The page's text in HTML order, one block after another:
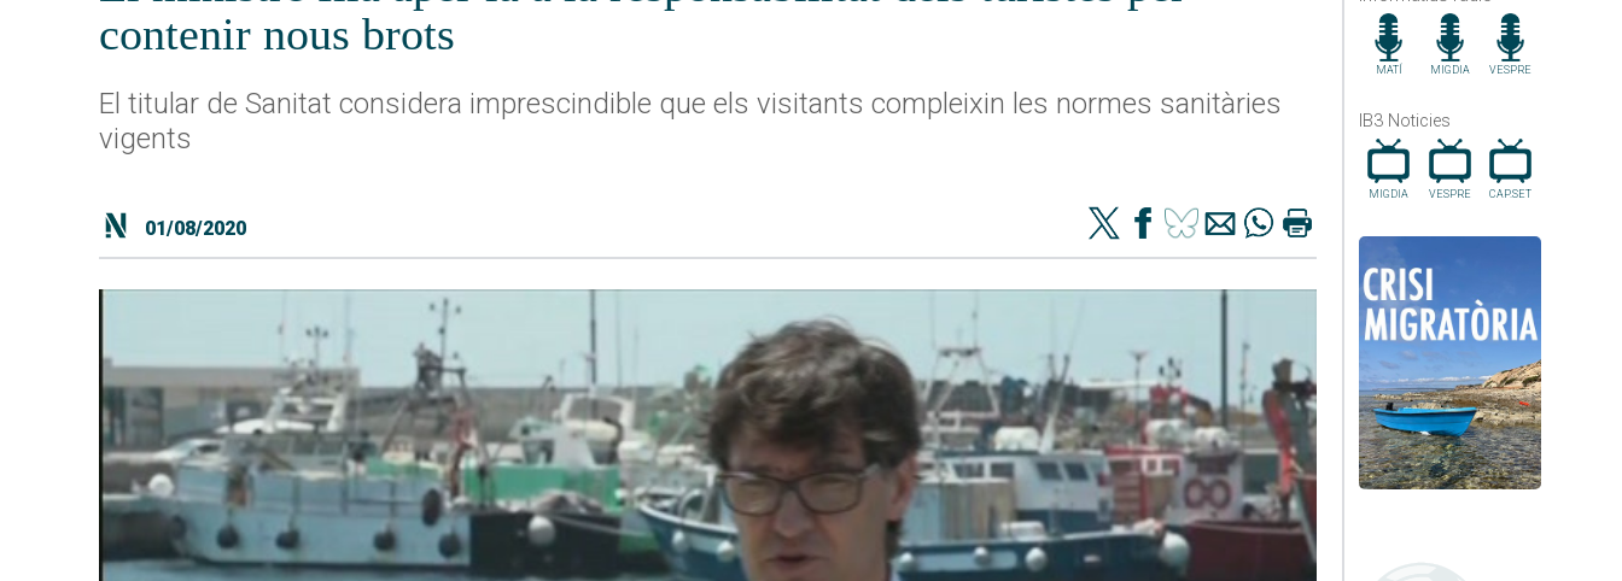
MATÍ MIGDIA VESPRE
IB3 Noticies
MIGDIA VESPRE CAP.SET
contenir nous brots
El titular de Sanitat considera imprescindible que els visitants compleixin les normes sanitàries
vigents
01/08/2020